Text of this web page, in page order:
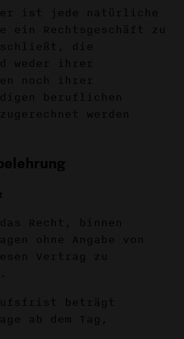
ist jede natürliche
ein Rechtsgeschäft zu
die
weder ihrer
noch ihrer
beruflichen
werden
Recht, binnen
ohne Angabe von
Vertrag zu
beträgt
ab dem Tag,